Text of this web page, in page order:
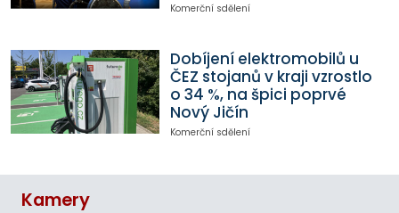
Komerční sdělení
Dobíjení elektromobilů u
ČEZ stojanů v kraji vzrostlo
o 34 %, na špici poprvé
Nový Jičín
Komerční sdělení
Kamery